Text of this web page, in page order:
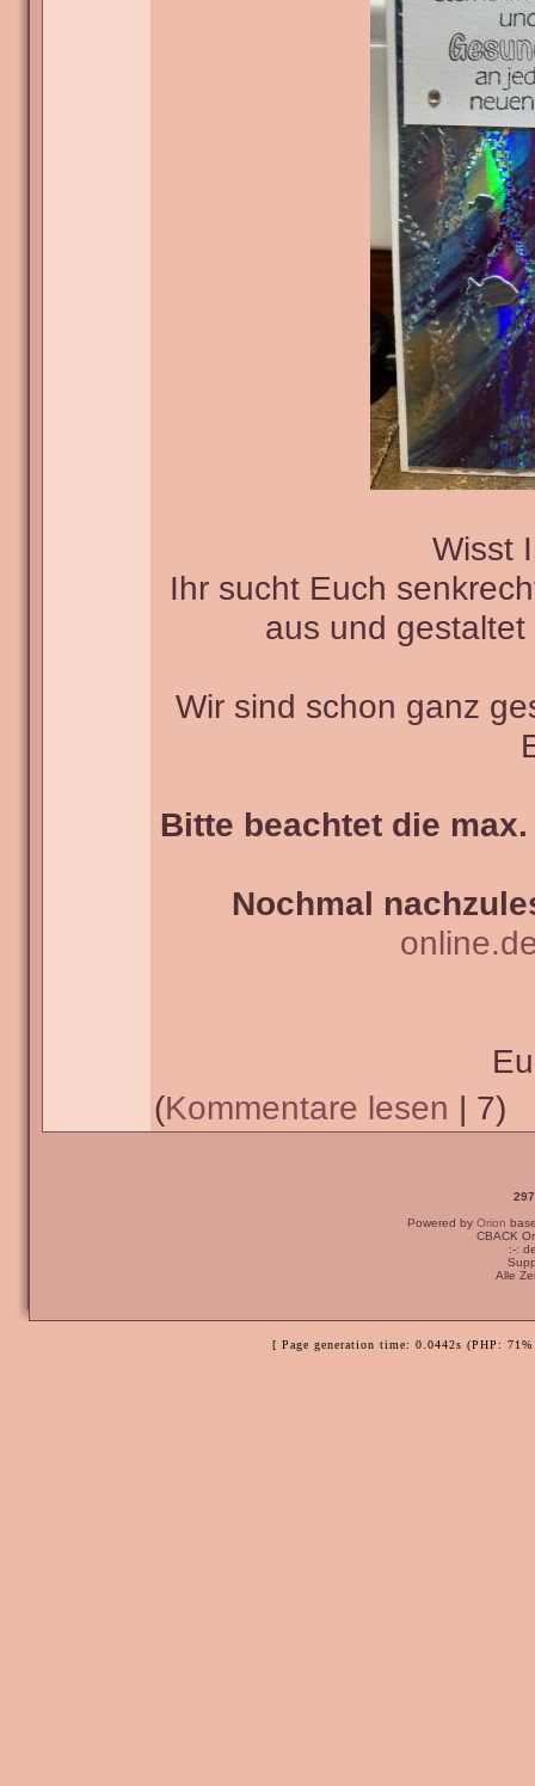
Wisst
Ihr sucht Euch
aus und
Wir sind schon ganz
Bitte beachtet die
Nochmal
(Kommentare lesen | 7)
Powered by Orion
CBACK
:-:
Alle
[ Page generation time: 0.0442s (PHP: